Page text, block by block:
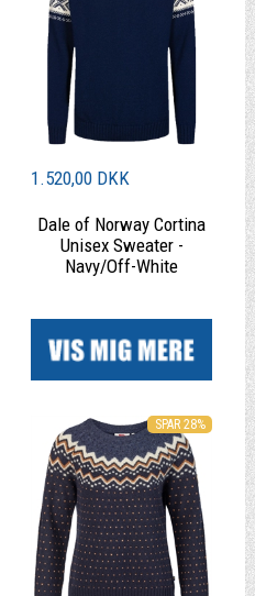
1.520,00 DKK
Dale of Norway Cortina
Unisex Sweater -
Navy/Off-White
SPAR 28%